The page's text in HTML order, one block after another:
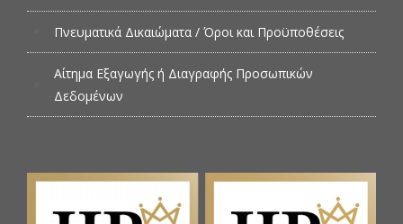
Πνευματικά Δικαιώματα / Όροι και Προϋποθέσεις
Αίτημα Εξαγωγής ή Διαγραφής Προσωπικών
Δεδομένων